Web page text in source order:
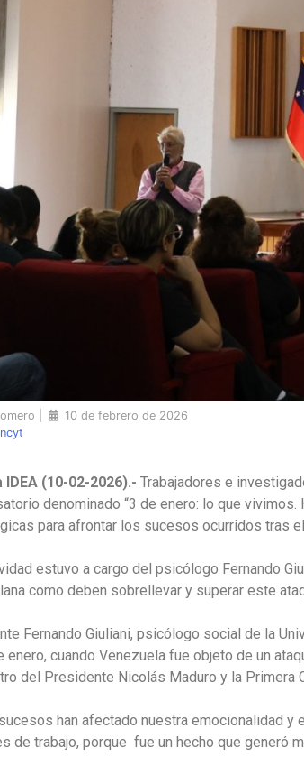
10 de febrero de 2026
IDEA (10-02-2026).- Trabajadores e
denominado “3 de enero: lo que
para afrontar los sucesos ocurridos tras
estuvo a cargo del psicólogo Fernando
como deben sobrellevar y superar este
Fernando Giuliani, psicólogo social de la
enero, cuando Venezuela fue objeto de un
del Presidente Nicolás Maduro y la Primera
han afectado nuestra emocionalidad
de trabajo, porque fue un hecho que generó